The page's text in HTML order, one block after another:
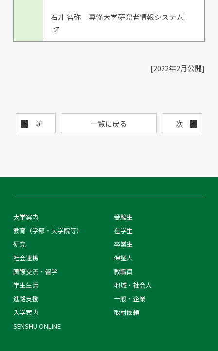
石井 智弥［専修大学研究者情報システム］
[2022年2月公開]
前 一覧に戻る 次
大学案内
教育（学部・大学院等）
研究
社会連携
国際交流・留学
学生生活
進路支援
入学案内
SENSHU ONLINE
受験生
在学生
卒業生
保証人
教職員
地域・社会人
一般・企業
取材依頼